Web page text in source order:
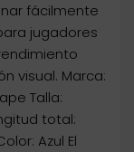
fácilmente
jugadores
visual. Marca:
Talla:
total:
Azul El